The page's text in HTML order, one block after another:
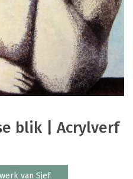
blik | Acrylverf
van Sjef